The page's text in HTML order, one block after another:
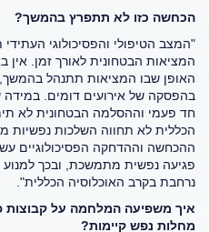
הכחשה כזו לא תתפרץ בהמשך?
"המצב הטיפולי והפסיכולוגי
המציאות הבטחונית לאורך זמן. אין
האופן שבו המציאות תתנהל
בהפסקה של אירועים דומים.
חד פעמי וההסלמה הבטחונית לא
הכללית לא תחווה השלכות נפשיות
ההכחשה וההדחקה הפסיכולוגיים
פגיעה נפשית מתמשכת, ובכך
נרחבת בקרב האוכלוסיה הכללית".
איך משפיעה המלחמה על קבוצות
מחלות נפש קיימות?